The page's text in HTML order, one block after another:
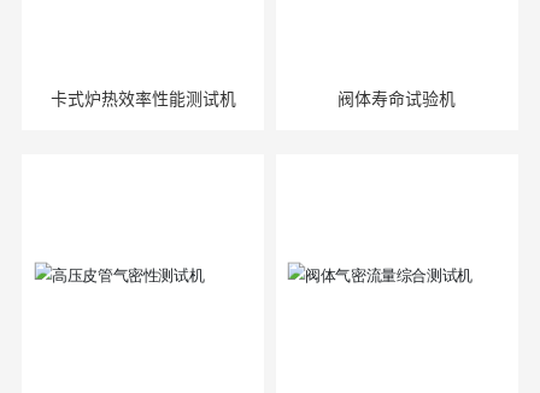
卡式炉热效率性能测试机 阀体寿命试验机